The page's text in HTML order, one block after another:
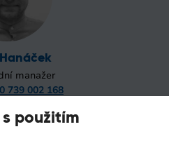
s použitím
manažer
739 002 168